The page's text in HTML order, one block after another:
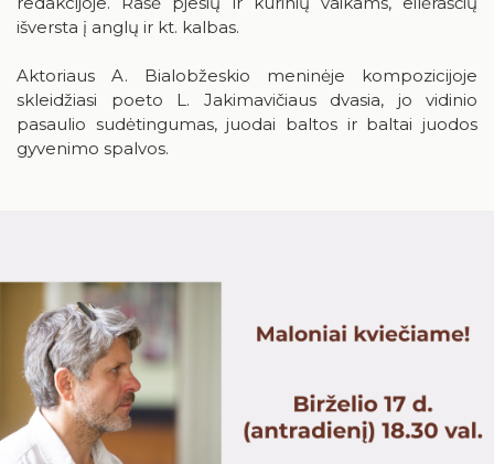
24 25 26
išversta į anglų ir kt. kalbas.
Aktoriaus A. Bialobžeskio meninėje kompozicijoje
skleidžiasi poeto L. Jakimavičiaus dvasia, jo vidinio
pasaulio sudėtingumas, juodai baltos ir baltai juodos
gyvenimo spalvos.